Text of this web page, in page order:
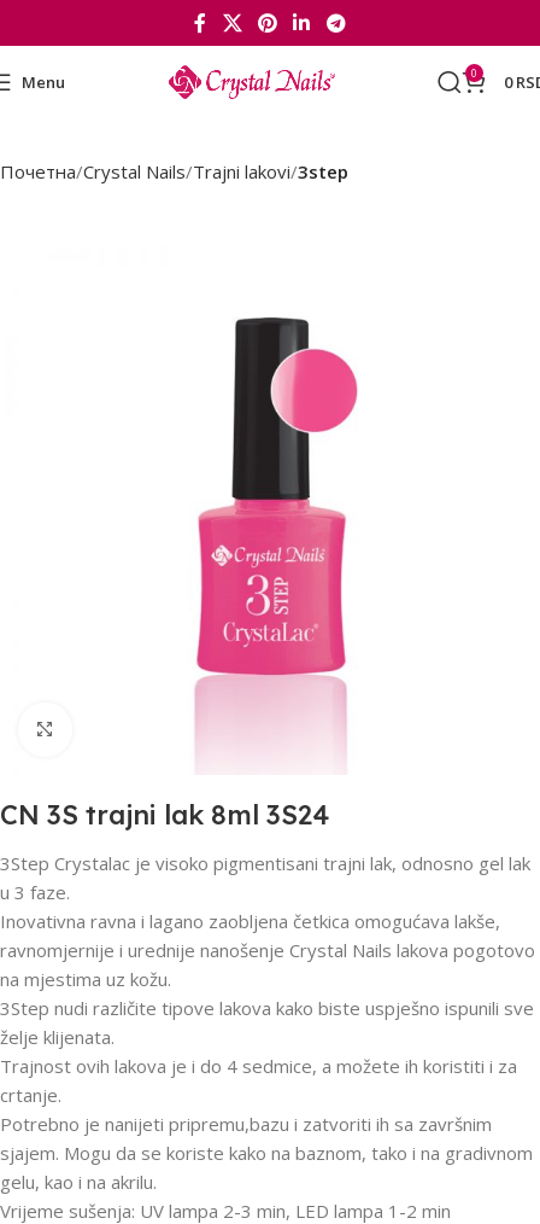
Menu 0 0
Почетна Crystal Nails Trajni lakovi 3step
CN 3S trajni lak 8ml 3S24
3Step Crystalac je visoko pigmentisani trajni lak, odnosno gel lak
u 3 faze.
Inovativna ravna i lagano zaobljena četkica omogućava lakše,
ravnomjernije i urednije nanošenje Crystal Nails lakova pogotovo
na mjestima uz kožu.
3Step nudi različite tipove lakova kako biste uspješno ispunili sve
želje klijenata.
Trajnost ovih lakova je i do 4 sedmice, a možete ih koristiti i za
crtanje.
Potrebno je nanijeti pripremu,bazu i zatvoriti ih sa završnim
sjajem. Mogu da se koriste kako na baznom, tako i na gradivnom
gelu, kao i na akrilu.
Vrijeme sušenja: UV lampa 2-3 min, LED lampa 1-2 min